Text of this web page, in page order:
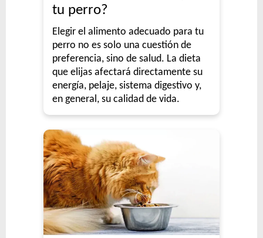
tu perro?
Elegir el alimento adecuado para tu
perro no es solo una cuestión de
preferencia, sino de salud. La dieta
que elijas afectará directamente su
energía, pelaje, sistema digestivo y,
en general, su calidad de vida.